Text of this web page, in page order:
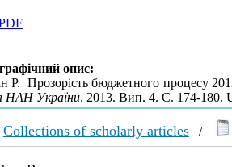
опис:
Р. Прозорість бюджетного процесу
НАН України. 2013. Вип. 4. С. 174-180.
Collections of scholarly articles/